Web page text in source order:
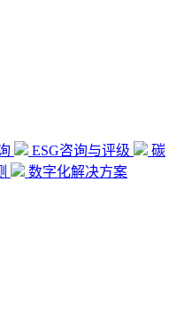
ESG咨询与评级
碳
数字化解决方案